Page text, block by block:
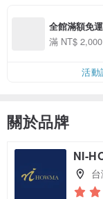
全館滿額免
滿 NT$
活動
關於品牌
NI-